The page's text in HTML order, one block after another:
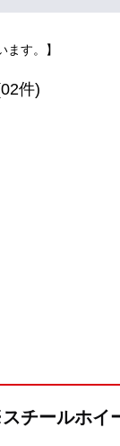
す。】
件)
チールホイ